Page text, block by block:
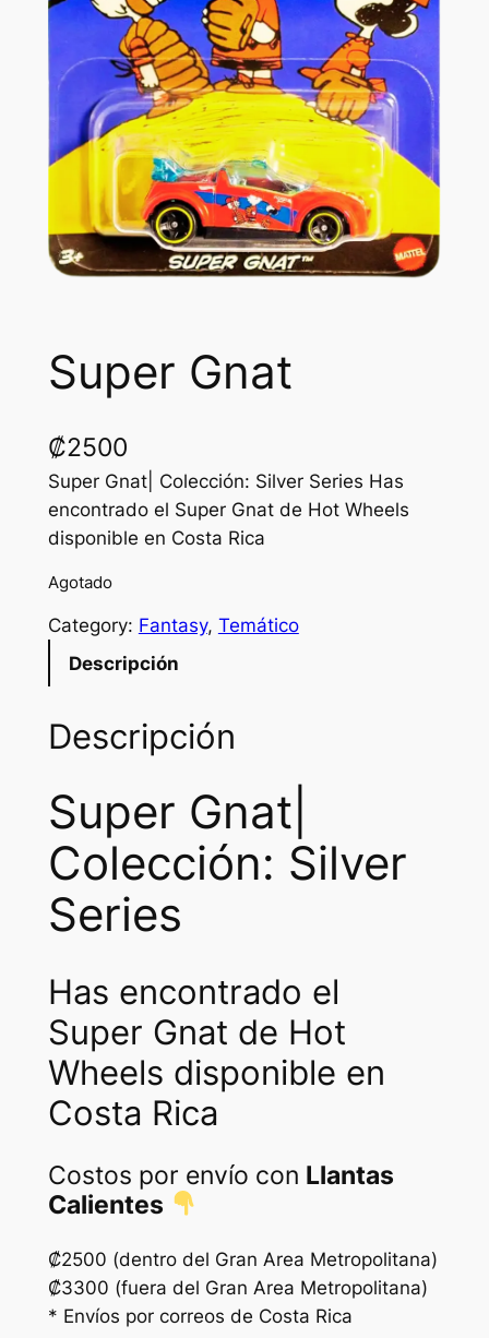
Super Gnat
₡2500
Super Gnat| Colección: Silver Series Has
encontrado el Super Gnat de Hot Wheels
disponible en Costa Rica
Agotado
Category: Fantasy, Temático
Descripción
Descripción
Super Gnat|
Colección: Silver
Series
Has encontrado el
Super Gnat de Hot
Wheels disponible en
Costa Rica
Costos por envío con Llantas
Calientes
₡2500 (dentro del Gran Area Metropolitana)
₡3300 (fuera del Gran Area Metropolitana)
* Envíos por correos de Costa Rica